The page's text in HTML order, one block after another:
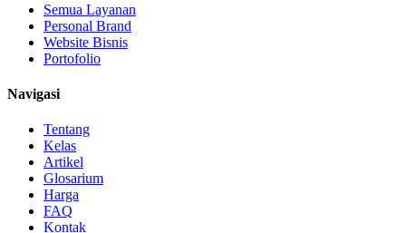
Semua Layanan
Personal Brand
Website Bisnis
Portofolio
Navigasi
Tentang
Kelas
Artikel
Glosarium
Harga
FAQ
Kontak